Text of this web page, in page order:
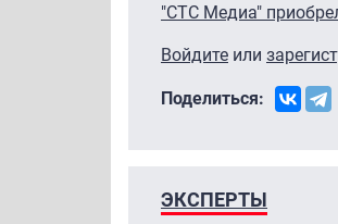
"СТС Медиа"
Войдите или
Поделиться:
ЭКСПЕРТЫ